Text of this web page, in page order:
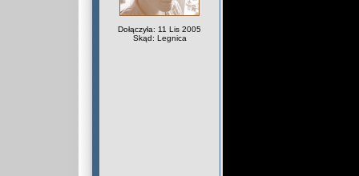
Dołączyła: 11 Lis 2005
Skąd: Legnica